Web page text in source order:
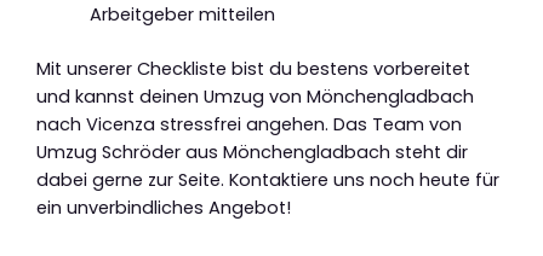
Arbeitgeber mitteilen
Mit unserer Checkliste bist du bestens vorbereitet
und kannst deinen Umzug von Mönchengladbach
nach Vicenza stressfrei angehen. Das Team von
Umzug Schröder aus Mönchengladbach steht dir
dabei gerne zur Seite. Kontaktiere uns noch heute für
ein unverbindliches Angebot!